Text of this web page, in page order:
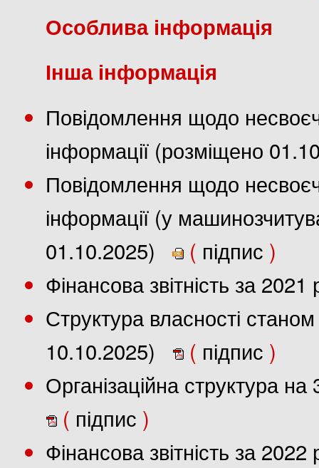
Особлива інформація
Інша інформація
Повідомлення щодо
інформації (розміщено
Повідомлення щодо
інформації (у
01.10.2025)
( підпис )
Фінансова звітність за
Структура власності
10.10.2025)
( підпис )
Організаційна структура
( підпис )
Фінансова звітність за